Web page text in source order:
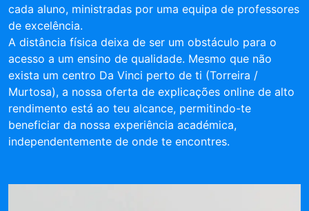
cada aluno, ministradas por uma equipa de professores
de excelência.
A distância física deixa de ser um obstáculo para o
acesso a um ensino de qualidade. Mesmo que não
exista um centro Da Vinci perto de ti (Torreira /
Murtosa), a nossa oferta de explicações online de alto
rendimento está ao teu alcance, permitindo-te
beneficiar da nossa experiência académica,
independentemente de onde te encontres.